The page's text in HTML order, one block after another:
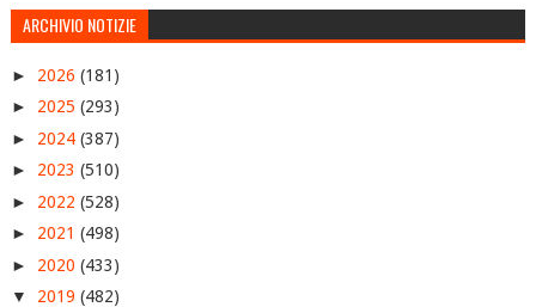
ARCHIVIO NOTIZIE
► 2026 (181)
► 2025 (293)
► 2024 (387)
► 2023 (510)
► 2022 (528)
► 2021 (498)
► 2020 (433)
▼ 2019 (482)